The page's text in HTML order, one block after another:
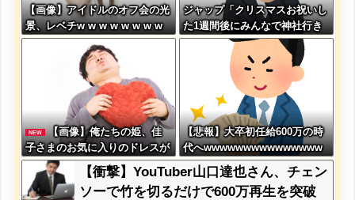
【画像】アイドルのオフ会の光
景、レベチw w w w w w w w
w w w
ジャップ「クリスマスお祝いし
た1週間後にみんなで神社行き
ます」←これ
NEW
【画像】俺たちの姫、佳
子さまのお気に入りのドレスが
こちらです←コレは可愛過ぎる
w w w w w w w w
【悲報】大卒初任給600万の時
代へwwwwwwwwwwwwwww
wwww
【衝撃】YouTuber山口達也さん、チェン
ソーで竹を切るだけで600万再生を突破